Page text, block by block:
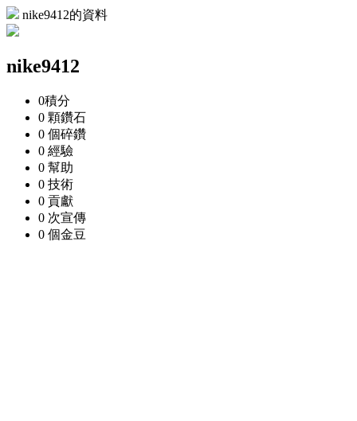
nike9412的資料
nike9412
0積分
0 顆鑽石
0 個碎鑽
0 經驗
0 幫助
0 技術
0 貢獻
0 次宣傳
0 個金豆